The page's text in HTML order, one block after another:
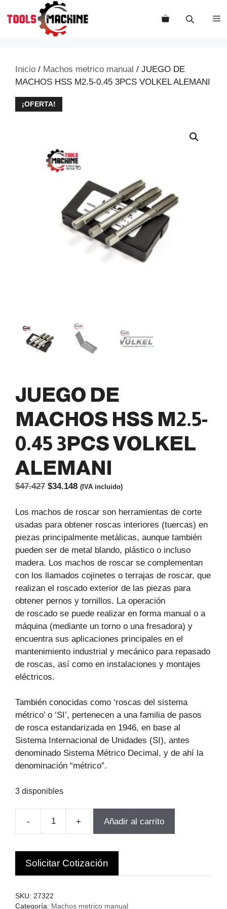
Inicio / Machos metrico manual / JUEGO DE
MACHOS HSS M2.5-0.45 3PCS VOLKEL ALEMANI
¡OFERTA!
JUEGO DE
MACHOS HSS M2.5-
0.45 3PCS VOLKEL
ALEMANI
$47.427 El
original
era:
$47.427.
$34.148El
actual
es:
$34.148.
(IVA incluido)
Los machos de roscar son herramientas de corte
usadas para obtener roscas interiores (tuercas) en
piezas principalmente metálicas, aunque también
pueden ser de metal blando, plástico o incluso
madera. Los machos de roscar se complementan
con los llamados cojinetes o terrajas de roscar, que
realizan el roscado exterior de las piezas para
obtener pernos y tornillos. La operación
de roscado se puede realizar en forma manual o a
máquina (mediante un torno o una fresadora) y
encuentra sus aplicaciones principales en el
mantenimiento industrial y mecánico para repasado
de roscas, así como en instalaciones y montajes
eléctricos.
También conocidas como ‘roscas del sistema
métrico’ o ‘SI’, pertenecen a una familia de pasos
de rosca estandarizada en 1946, en base al
Sistema Internacional de Unidades (SI), antes
denominado Sistema Métrico Decimal, y de ahí la
denominación “métrico”.
3 disponibles
-
JUEGO
MACHOS
HSS
M2.5-
3PCS
+ Añadir al carrito
Solicitar Cotización
SKU: 27322
Categoría: Machos metrico manual